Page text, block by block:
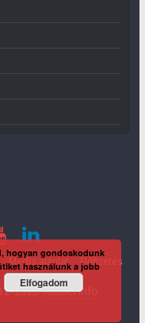
Média ajánlat
Előfizetés
2026KaliberInfo
hogyan gondoskodunk
használunk a jobb
Elfogadom